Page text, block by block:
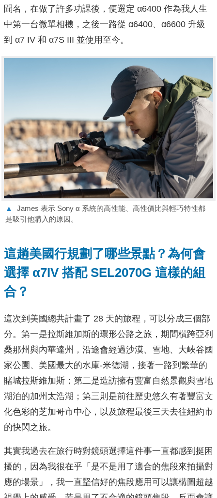
聞名，在做了許多功課後，便選定 α6400 作為我人生
中第一台微單相機，之後一路從 α6400、α6600 升級
到 α7 IV 和 α7S III 並使用至今。
▲
James 表示 Sony α 系統的高性能、高性價比與輕巧特性都
是吸引他購入的原因。
這趟美國行規劃了哪些景點？為何會
選擇α7IV 搭配SEL2070G 這樣的組
合？
這次到美國總共計畫了 28 天的旅程，可以分成三個部
分。第一是拉斯維加斯的環形公路之旅，期間橫跨亞利
桑那州與內華達州，沿途會經過沙漠、雪地、大峽谷國
家公園、美國最大的水庫-米德湖，接著一路到繁華的
賭城拉斯維加斯；第二是造訪擁有豐富自然景觀與雪地
湖泊的加州太浩湖；第三則是前往歷史悠久有著豐富文
化色彩的芝加哥市中心，以及旅程最後三天去往紐約市
的快閃之旅。
其實我過去在旅行時對鏡頭選擇這件事一直都感到挺困
擾的，因為我很在乎「是不是用了適合的焦段來拍攝對
應的場景」，我一直堅信好的焦段應用可以讓構圖超越